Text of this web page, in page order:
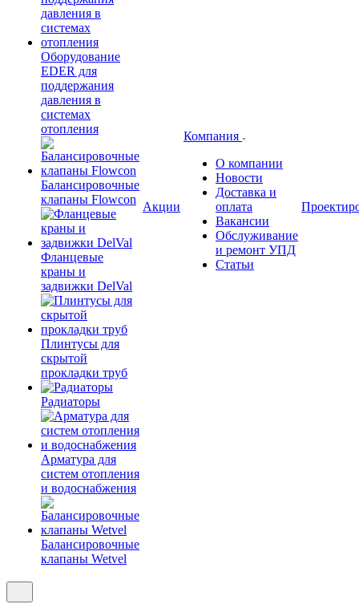
Оборудование
EDER для
поддержания
давления в
системах
отопления
Балансировочные
клапаны Flowcon
Фланцевые
краны и
задвижки DelVal
Плинтусы для
скрытой
прокладки труб
Радиаторы
Арматура для
систем отопления
и водоснабжения
Балансировочные
клапаны Wetvel
Акции
Компания
О компании
Новости
Доставка и
оплата
Вакансии
Обслуживание
и ремонт УПД
Статьи